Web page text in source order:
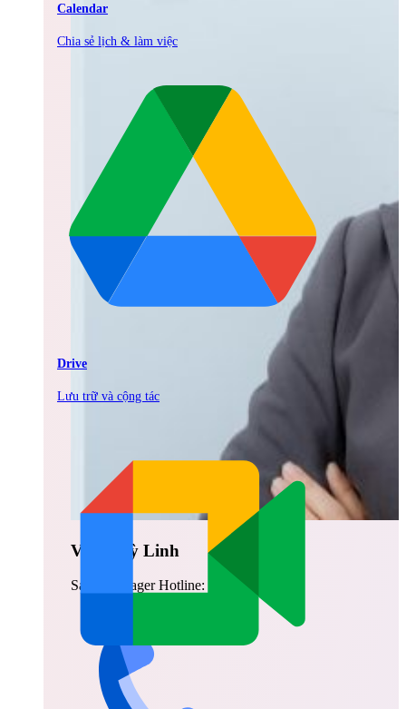
Vũ Thuỳ Linh
Sales Manager Hotline: 0842.999.666
Calendar
Chia sẻ lịch & làm việc
Drive
Lưu trữ và cộng tác